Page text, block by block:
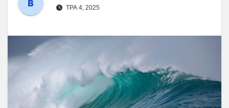
ТРА 4, 2025